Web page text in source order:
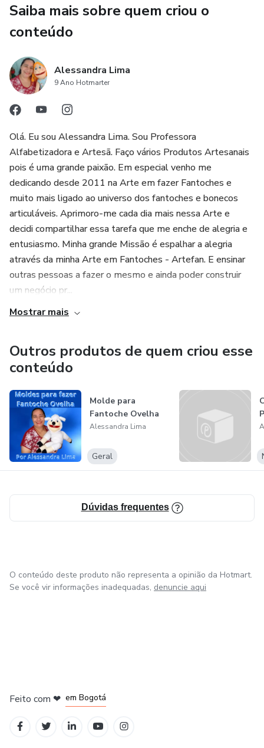
* Roupas para os mascotes
e muito mais.
Além de criar seus personagens você ainda aprenderá a ter
uma renda extra mensal ou mesmo construir um negócio
procurados por pessoas que trabalham com crianças ou
comércio.
Saiba mais sobre quem criou o
conteúdo
Alessandra Lima
9 Ano Hotmarter
Olá. Eu sou Alessandra Lima. Sou Professora
Alfabetizadora e Artesã. Faço vários Produtos Artesanais
pois é uma grande paixão. Em especial venho me
dedicando desde 2011 na Arte em fazer Fantoches e
muito mais ligado ao universo dos fantoches e bonecos
articuláveis. Aprimoro-me cada dia mais nessa Arte e
decidi compartilhar essa tarefa que me enche de alegria e
entusiasmo. Minha grande Missão é espalhar a alegria
através da minha Arte em Fantoches - Artefan. E ensinar
outras pessoas a fazer o mesmo e ainda poder construir
um negócio pr...
Mostrar mais
Outros produtos de quem criou esse
conteúdo
Molde para
Fantoche Ovelha
Alessandra Lima
Geral
Dúvidas frequentes
O conteúdo deste produto não representa a opinião da Hotmart.
Se você vir informações inadequadas, denuncie aqui
Feito com ❤ em Bogotá